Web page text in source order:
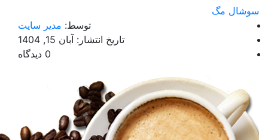
مگ
توسط:مدیر سایت
تاریخ انتشار: آبان 15, 1404